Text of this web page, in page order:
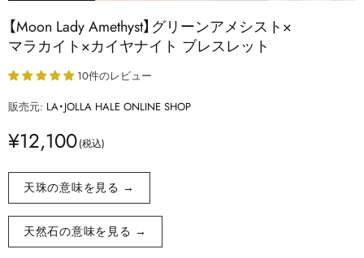
【Moon Lady Amethyst】グリーンアメシスト×
マラカイト×カイヤナイト ブレスレット
10件のレビュー
販売元: LA・JOLLA HALE ONLINE SHOP
¥12,100
天珠の意味を見る →
天然石の意味を見る →